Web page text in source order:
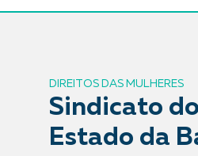
DIREITOS DAS MULHERES
Sindicato
Estado da